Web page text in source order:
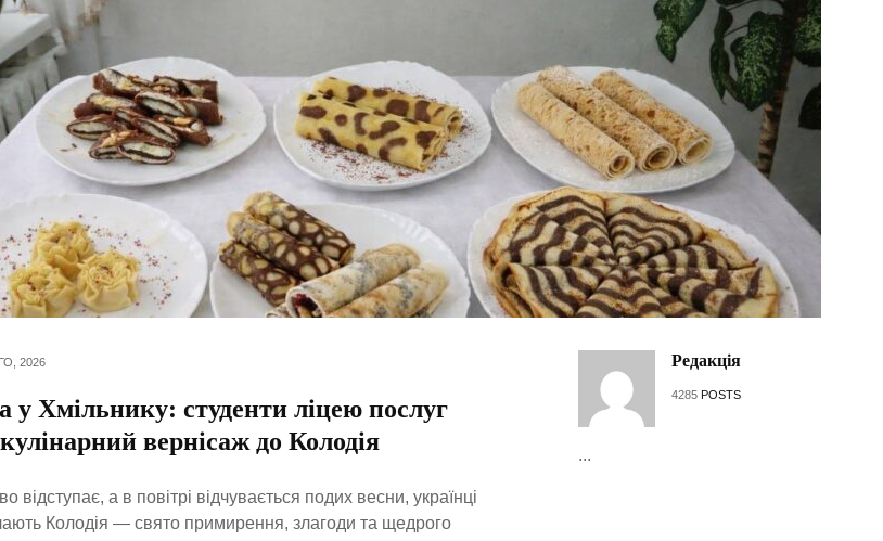
2026
у Хмільнику: студенти ліцею послуг
вернісаж до Колодія
відступає, а в повітрі відчувається подих весни, українці
Колодія — свято примирення, злагоди та щедрого
Редакція
4285 POSTS
...